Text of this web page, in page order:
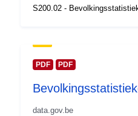
Toegangsrechten
Bestreken
S200.02 -
PDF PDF
data.gov.be